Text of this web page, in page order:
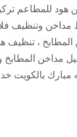
هود للمطاعم
مداخن وتنظيف
المطابخ ،
مداخن
مبارك بالكويت